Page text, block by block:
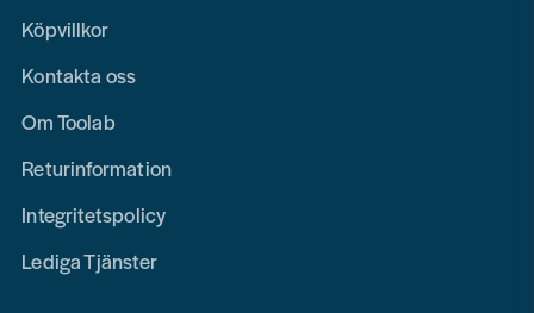
Köpvillkor
Kontakta oss
Om Toolab
Returinformation
Integritetspolicy
Lediga Tjänster